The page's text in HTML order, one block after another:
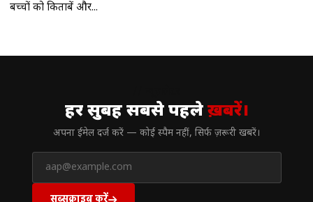
बच्चों को किताबें और...
हर सुबह सबसे पहलेख़बरें।
अपना ईमेल दर्ज करें — कोई स्पैम नहीं, सिर्फ ज़रूरी खबरें।
सब्सक्राइब करें